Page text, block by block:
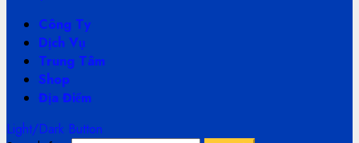
Công Ty
Dịch Vụ
Trung Tâm
Shop
Địa Điểm
Light/Dark Button